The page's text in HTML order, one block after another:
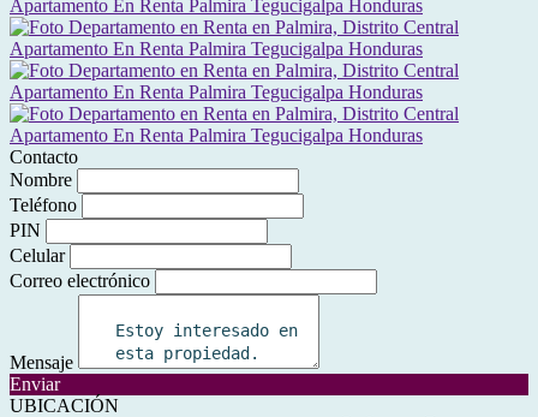
Contacto
Nombre
Teléfono
PIN
Celular
Correo electrónico
Mensaje
Enviar
UBICACIÓN